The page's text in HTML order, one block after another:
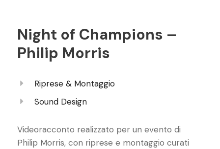
Night of Champions –
Philip Morris
Riprese & Montaggio
Sound Design
Videoracconto realizzato per un evento di
Philip Morris, con riprese e montaggio curati